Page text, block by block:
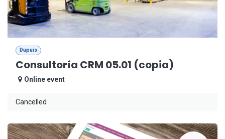
Dupuis
Consultoría CRM 05.01 (copia)
Online event
Cancelled